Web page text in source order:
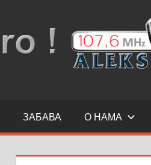
ЗАБАВА О НАМА